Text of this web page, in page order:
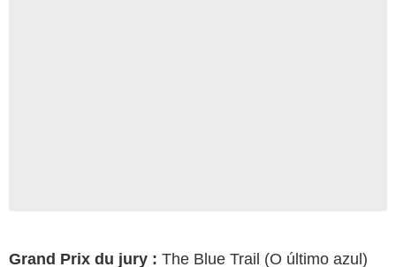
Grand Prix du jury : The Blue Trail (O último azul)